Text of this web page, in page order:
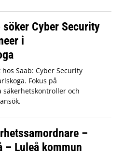
söker Cyber Security
i
Saab: Cyber Security
Fokus på
säkerhetskontroller och
–
– Luleå kommun